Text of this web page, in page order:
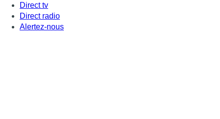
Direct tv
Direct radio
Alertez-nous